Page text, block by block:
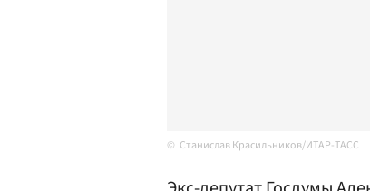
Станислав Красильников/ИТАР-ТАСС